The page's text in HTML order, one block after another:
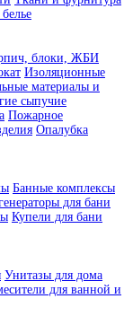
блоки, ЖБИ
Изоляционные
материалы и
сыпучие
Пожарное
Опалубка
Банные комплексы
для бани
Купели для бани
Унитазы для дома
для ванной и